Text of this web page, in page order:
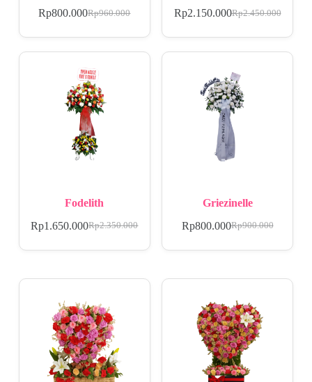
Rp960.000
Rp800.000 Rp2.450.000
Rp2.150.000
Fodelith
Rp2.350.000
Rp1.650.000
Griezinelle
Rp900.000
Rp800.000